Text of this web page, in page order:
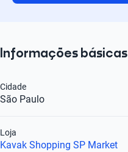
Informações básicas
São Paulo
Cidade
Kavak Shopping SP Market
Loja